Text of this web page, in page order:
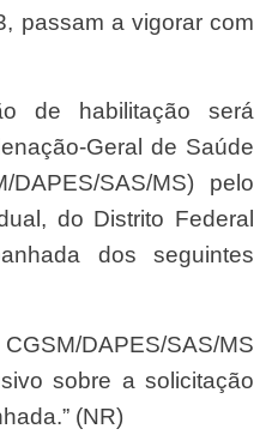
passam a vigorar com
Geral de Saúde
SAS/MS) pelo
do Distrito Federal
dos seguintes
sobre a solicitação
(NR)